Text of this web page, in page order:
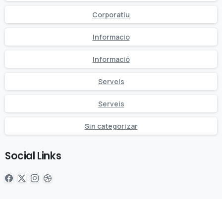
Corporatiu
Informacio
Informació
Serveis
Serveis
Sin categorizar
Social Links